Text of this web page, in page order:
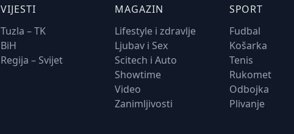
VIJESTI
Tuzla – TK
BiH
Regija – Svijet
MAGAZIN
Lifestyle i zdravlje
Ljubav i Sex
Scitech i Auto
Showtime
Video
Zanimljivosti
SPORT
Fudbal
Košarka
Tenis
Rukomet
Odbojka
Plivanje